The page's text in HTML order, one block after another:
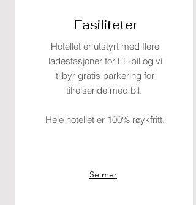
Fasiliteter
Hotellet er utstyrt med flere
ladestasjoner for EL-bil og vi
tilbyr gratis parkering for
tilreisende med bil.
Hele hotellet er 100% røykfritt.​
Se mer